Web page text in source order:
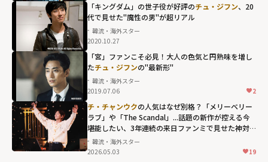
「キングダム」の世子役が好評のチュ・ジフン、20
代で見せた"魔性の男"が超リアル
韓流・海外スター
2020.10.27
「宮」ファンこそ必見！大人の色気と円熟味を増し
たチュ・ジフンの"最新形"
韓流・海外スター
2019.07.06
2
チ・チャンウクの人気はなぜ別格？「メリーベリー
ラブ」や「The Scandal」...話題の新作が控える今
堪能したい、3年連続の来日ファンミで見せた神対
応の数々
韓流・海外スター
2026.05.03
19